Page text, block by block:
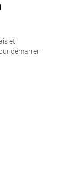
et
démarrer